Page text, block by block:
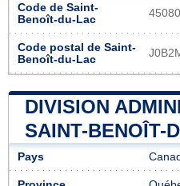
Code de Saint-
Benoît-du-Lac
45080
Code postal de Saint-
Benoît-du-Lac
DIVISION
SAINT-BENOÎT-
Pays